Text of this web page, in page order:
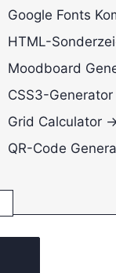
Google Fonts
HTML-
Moodboard
CSS3-
Grid Calculator
QR-Code